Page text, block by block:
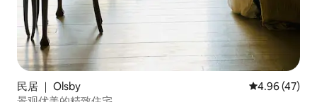
民居 ｜ Olsby 平均评分
4.96 (47)